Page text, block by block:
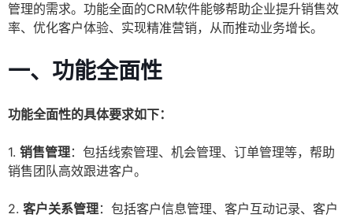
管理的需求。功能全面的CRM软件能够帮助企业提升销售效
率、优化客户体验、实现精准营销，从而推动业务增长。
一、功能全面性
功能全面性的具体要求如下：
1. 销售管理：包括线索管理、机会管理、订单管理等，帮助
销售团队高效跟进客户。
2. 客户关系管理：包括客户信息管理、客户互动记录、客户